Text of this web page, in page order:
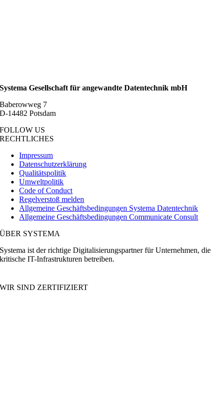
Systema Gesellschaft für angewandte Datentechnik mbH
Baberowweg 7
D-14482 Potsdam
FOLLOW US
RECHTLICHES
Impressum
Datenschutzerklärung
Qualitätspolitik
Umweltpolitik
Code of Conduct
Regelverstoß melden
Allgemeine Geschäftsbedingungen Systema Datentechnik
Allgemeine Geschäftsbedingungen Communicate Consult
ÜBER SYSTEMA
Systema ist der richtige Digitalisierungspartner für Unternehmen, die
kritische IT-Infrastrukturen betreiben.
WIR SIND ZERTIFIZIERT